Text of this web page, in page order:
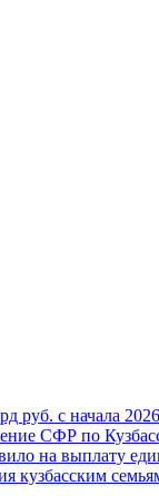
руб. с начала
СФР по
на выплату
кузбасским